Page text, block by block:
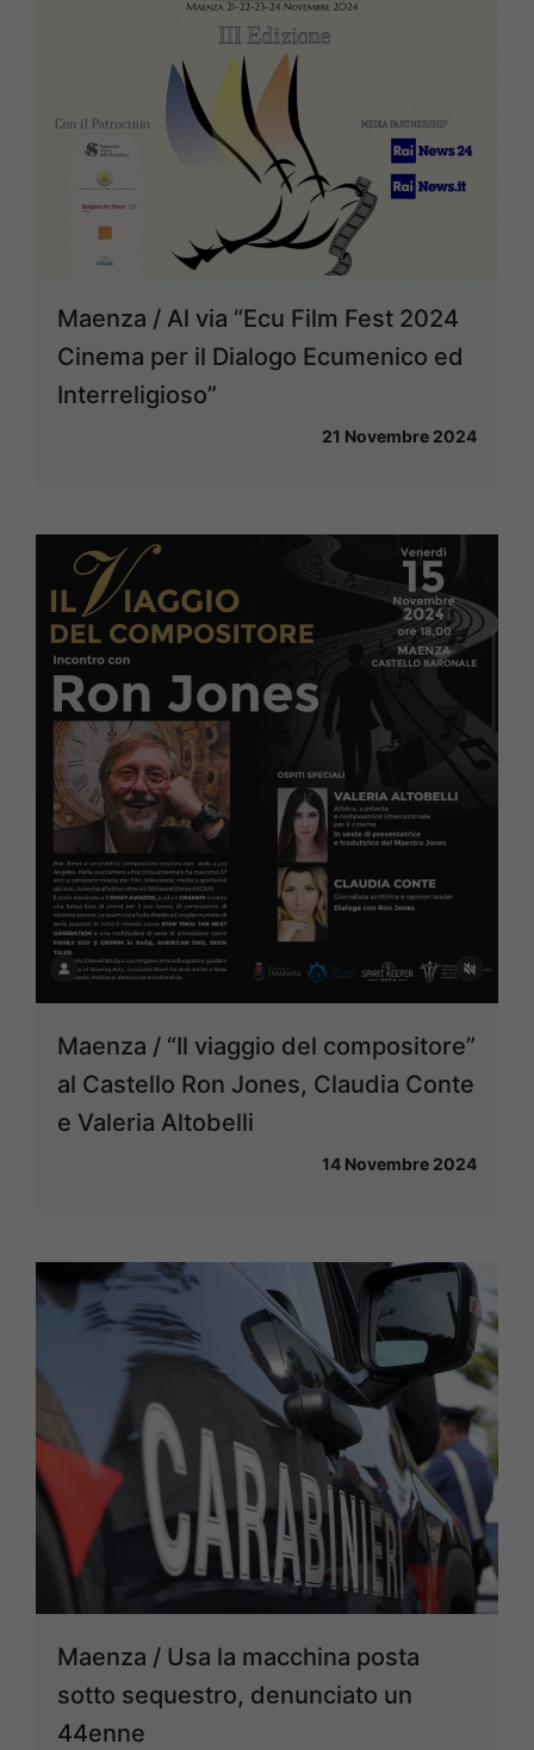
Maenza / Al via “Ecu Film Fest 2024
Cinema per il Dialogo Ecumenico ed
Interreligioso”
21 Novembre 2024
Maenza / “Il viaggio del compositore”
al Castello Ron Jones, Claudia Conte
e Valeria Altobelli
14 Novembre 2024
Maenza / Usa la macchina posta
sotto sequestro, denunciato un
44enne